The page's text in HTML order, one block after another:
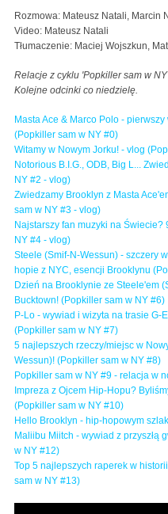
Rozmowa: Mateusz Natali, Marcin
Video: Mateusz Natali
Tłumaczenie: Maciej Wojszkun,
Relacje z cyklu 'Popkiller sam w
Kolejne odcinki co niedzielę.
Masta Ace & Marco Polo -
(Popkiller sam w NY #0)
Witamy w Nowym Jorku! - vlog
Notorious B.I.G., ODB, Big L...
NY #2 - vlog)
Zwiedzamy Brooklyn z Masta
sam w NY #3 - vlog)
Najstarszy fan muzyki na
NY #4 - vlog)
Steele (Smif-N-Wessun) - szczery
hopie z NYC, esencji Brooklynu
Dzień na Brooklynie ze Steele'em
Bucktown! (Popkiller sam w NY #6)
P-Lo - wywiad i wizyta na trasie G-
(Popkiller sam w NY #7)
5 najlepszych rzeczy/miejsc w
Wessun)! (Popkiller sam w NY #8)
Popkiller sam w NY #9 - relacja w
Impreza z Ojcem Hip-Hopu?
(Popkiller sam w NY #10)
Hello Brooklyn - hip-hopowym
Maliibu Miitch - wywiad z przyszłą
w NY #12)
Top 5 najlepszych raperek w
sam w NY #13)